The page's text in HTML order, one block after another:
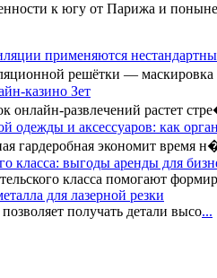
к югу от Парижа и поныне
применяются
решётки —
казино Зет
онлайн-развлечений растет
одежды и аксессуаров: как
гардеробная экономит время
класса: выгоды аренды для
класса помогают формир
для лазерной резки
получать детали высо...